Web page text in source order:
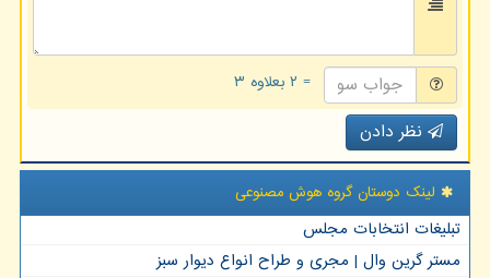
= ۲ بعلاوه ۳
نظر دادن
لینک دوستان گروه هوش مصنوعی
تبلیغات انتخابات مجلس
مستر گرین وال | مجری و طراح انواع دیوار سبز